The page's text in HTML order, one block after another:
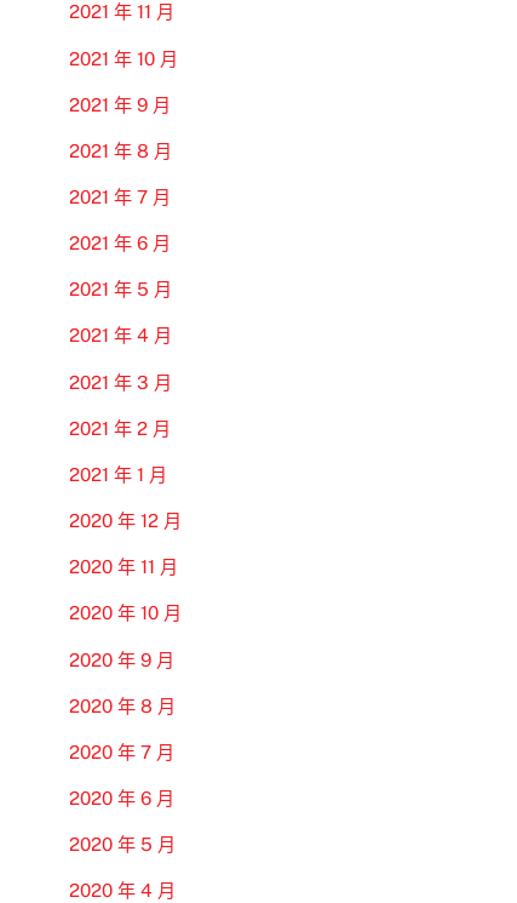
2021 年 11 月
2021 年 10 月
2021 年 9 月
2021 年 8 月
2021 年 7 月
2021 年 6 月
2021 年 5 月
2021 年 4 月
2021 年 3 月
2021 年 2 月
2021 年 1 月
2020 年 12 月
2020 年 11 月
2020 年 10 月
2020 年 9 月
2020 年 8 月
2020 年 7 月
2020 年 6 月
2020 年 5 月
2020 年 4 月